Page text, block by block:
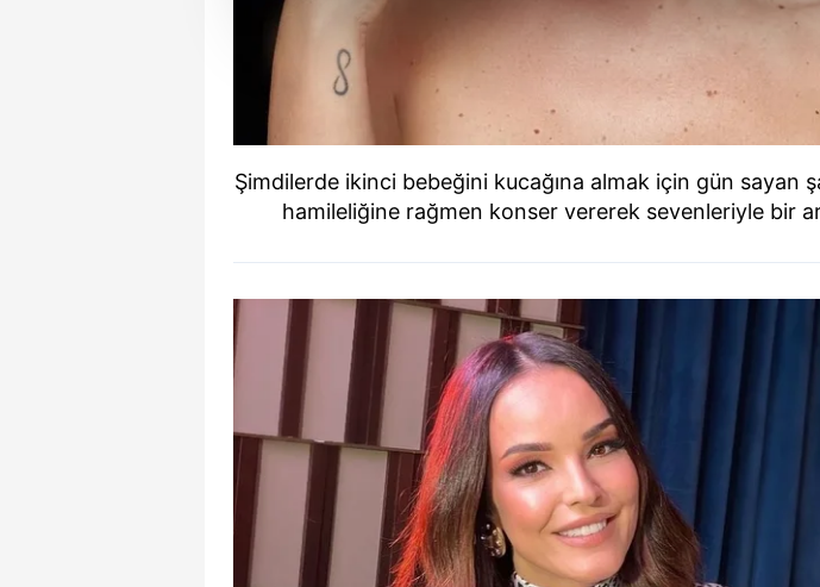
Sizlere daha iyi bir hizmet sunabilmek için İnternet Sitemizde
çerezler vasıtasıyla çeşitli kişisel verileriniz işlenmekte olup
amacıyla kullanılmaktadır. Diğer çerezler, sitemizin daha
reklam/pazarlama faaliyetlerinin yapılması, amaçlarıyla sınırlı
butonuna tıklayabilir,Çerez Bilgilendirme Metnimiziziyaret
Şimdilerde ikinci bebeğini kucağına almak için gün sayan
hamileliğine rağmen konser vererek sevenleriyle bir